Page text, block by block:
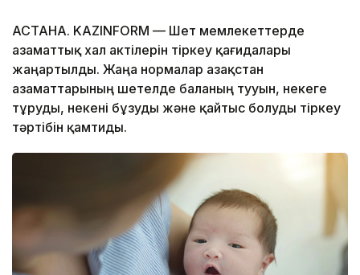
АСТАНА. KAZINFORM — Шет мемлекеттерде
азаматтық хал актілерін тіркеу қағидалары
жаңартылды. Жаңа нормалар Қазақстан
азаматтарының шетелде баланың тууын, некеге
тұруды, некені бұзуды және қайтыс болуды тіркеу
тәртібін қамтиды.